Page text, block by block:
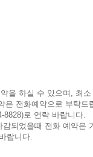
을 하실 수 있으며, 최
은 전화예약으로 부탁드
8828)로 연락 바랍니다.
감되었을때 전화 예약은
랍니다.